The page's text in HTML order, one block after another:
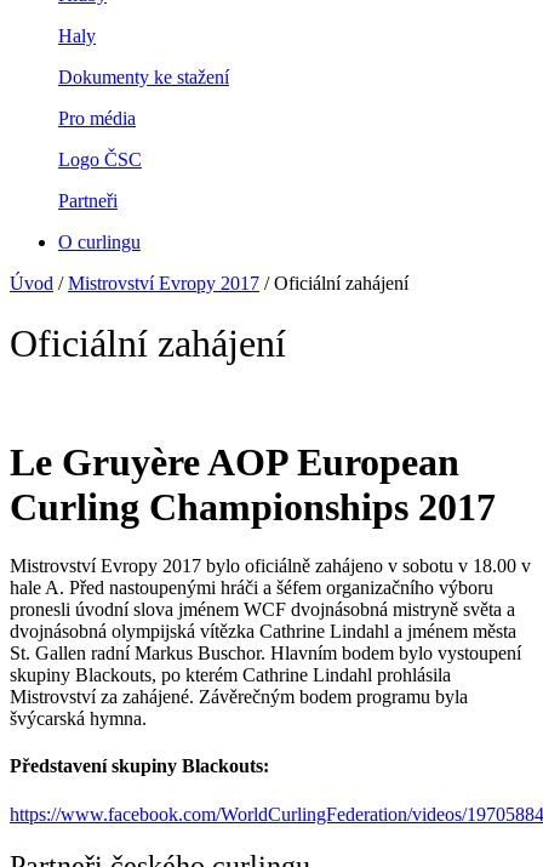
Haly
Dokumenty ke stažení
Pro média
Logo ČSC
Partneři
O curlingu
Úvod /Mistrovství Evropy 2017 /Oficiální zahájení
Oficiální zahájení
Le Gruyère AOP European
Curling Championships 2017
Mistrovství Evropy 2017 bylo oficiálně zahájeno v sobotu v 18.00 v
hale A. Před nastoupenými hráči a šéfem organizačního výboru
pronesli úvodní slova jménem WCF dvojnásobná mistryně světa a
dvojnásobná olympijská vítězka Cathrine Lindahl a jménem města
St. Gallen radní Markus Buschor. Hlavním bodem bylo vystoupení
skupiny Blackouts, po kterém Cathrine Lindahl prohlásila
Mistrovství za zahájené. Závěrečným bodem programu byla
švýcarská hymna.
Představení skupiny Blackouts:
https://www.facebook.com/WorldCurlingFederation/videos/